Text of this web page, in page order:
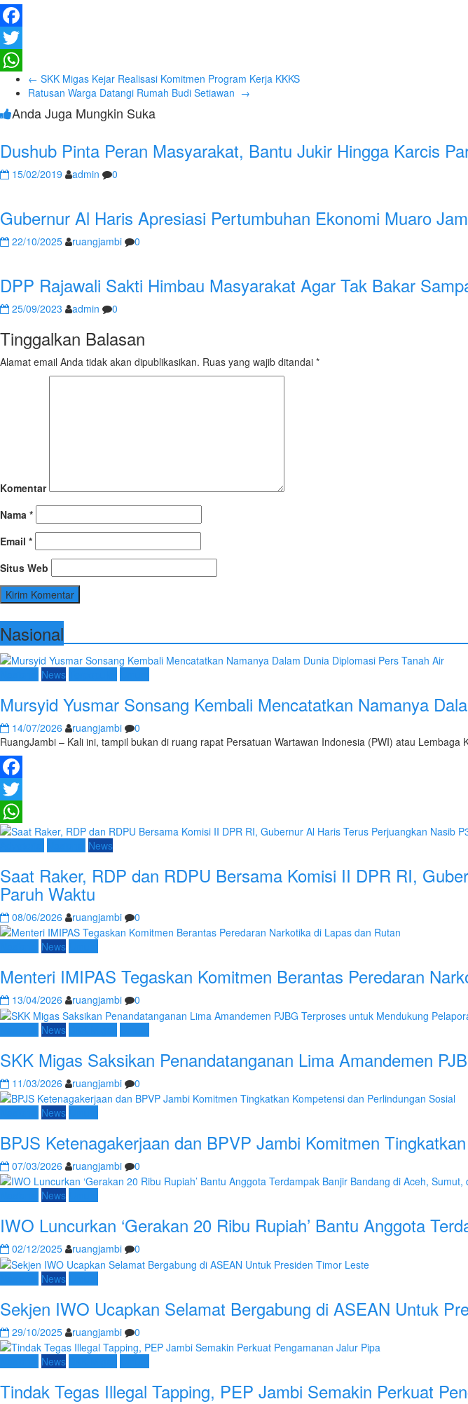
Facebook
Twitter
WhatsApp
← SKK Migas Kejar Realisasi Komitmen Program Kerja KKKS
Ratusan Warga Datangi Rumah Budi Setiawan →
Anda Juga Mungkin Suka
Dushub Pinta Peran Masyarakat, Bantu Jukir Hingga Karcis
15/02/2019 admin 0
Gubernur Al Haris Apresiasi Pertumbuhan Ekonomi Muaro
22/10/2025 ruangjambi 0
DPP Rajawali Sakti Himbau Masyarakat Agar Tak Bakar
25/09/2023 admin 0
Tinggalkan Balasan
Alamat email Anda tidak akan dipublikasikan. Ruas yang wajib ditandai *
Komentar
Nama *
Email *
Situs Web
Nasional
News
Mursyid Yusmar Sonsang Kembali Mencatatkan Namanya
14/07/2026 ruangjambi
0
RuangJambi – Kali ini, tampil bukan di ruang rapat Persatuan Wartawan Indonesia (PWI) atau
Facebook
Twitter
WhatsApp
News
Saat Raker, RDP dan RDPU Bersama Komisi II DPR RI,
Paruh Waktu
08/06/2026 ruangjambi 0
News
Menteri IMIPAS Tegaskan Komitmen Berantas Peredaran
13/04/2026 ruangjambi 0
News
SKK Migas Saksikan Penandatanganan Lima Amandemen
11/03/2026 ruangjambi 0
News
BPJS Ketenagakerjaan dan BPVP Jambi Komitmen
07/03/2026 ruangjambi 0
News
IWO Luncurkan ‘Gerakan 20 Ribu Rupiah’ Bantu Anggota
02/12/2025 ruangjambi 0
News
Sekjen IWO Ucapkan Selamat Bergabung di ASEAN Untuk
29/10/2025 ruangjambi 0
News
Tindak Tegas Illegal Tapping, PEP Jambi Semakin Perkuat